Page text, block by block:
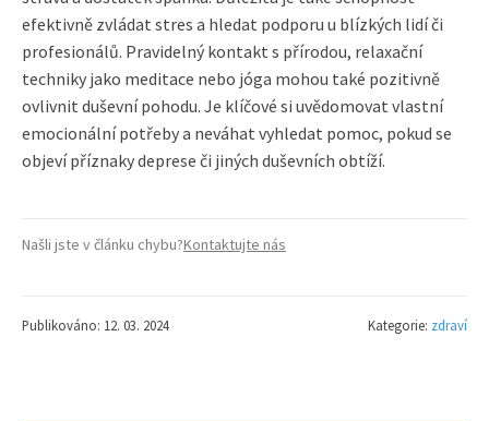
efektivně zvládat stres a hledat podporu u blízkých lidí či
profesionálů. Pravidelný kontakt s přírodou, relaxační
techniky jako meditace nebo jóga mohou také pozitivně
ovlivnit duševní pohodu. Je klíčové si uvědomovat vlastní
emocionální potřeby a neváhat vyhledat pomoc, pokud se
objeví příznaky deprese či jiných duševních obtíží.
Našli jste v článku chybu?Kontaktujte nás
Publikováno: 12. 03. 2024 Kategorie: zdraví